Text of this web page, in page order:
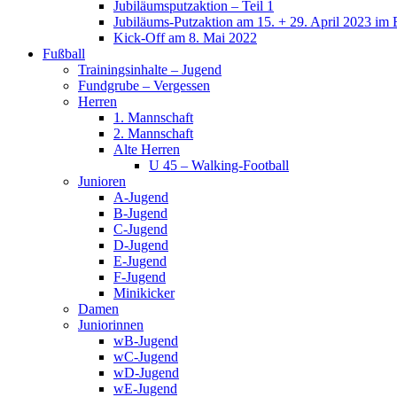
Jubiläumsputzaktion – Teil 1
Jubiläums-Putzaktion am 15. + 29. April 2023 im
Kick-Off am 8. Mai 2022
Fußball
Trainingsinhalte – Jugend
Fundgrube – Vergessen
Herren
1. Mannschaft
2. Mannschaft
Alte Herren
U 45 – Walking-Football
Junioren
A-Jugend
B-Jugend
C-Jugend
D-Jugend
E-Jugend
F-Jugend
Minikicker
Damen
Juniorinnen
wB-Jugend
wC-Jugend
wD-Jugend
wE-Jugend